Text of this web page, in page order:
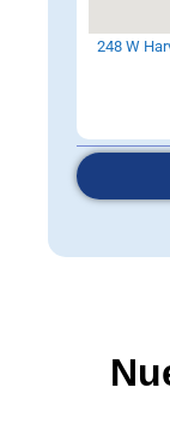
248 W